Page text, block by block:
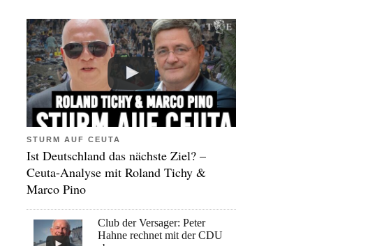
STURM AUF CEUTA
Ist Deutschland das nächste Ziel? –
Ceuta-Analyse mit Roland Tichy &
Marco Pino
Club der Versager: Peter
Hahne rechnet mit der CDU